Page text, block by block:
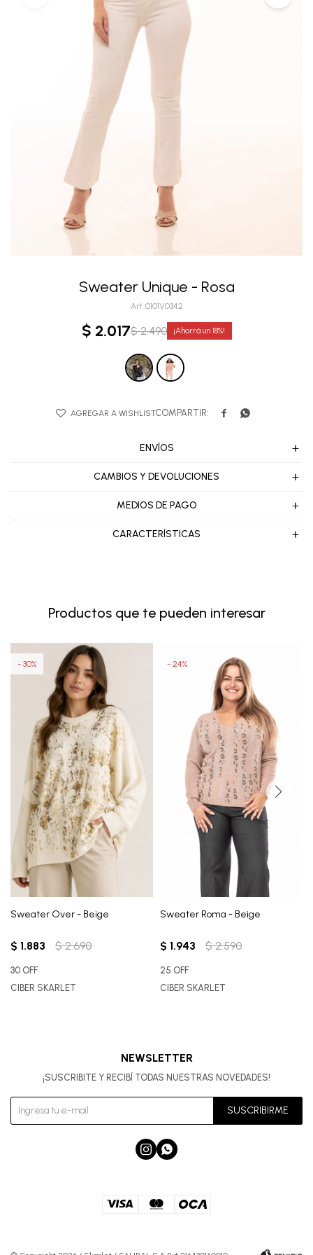
Sweater Unique - Rosa
0101V0342
$ 2.017$ 2.490 18
 
ENVÍOS
CAMBIOS Y DEVOLUCIONES
MEDIOS DE PAGO
CARACTERÍSTICAS
Productos que te pueden interesar
Sweater Over - Beige
$ 1.883 $ 2.690
30
30 OFF
CIBER SKARLET
Sweater Roma - Beige
$ 1.943 $ 2.590
24
25 OFF
CIBER SKARLET
NEWSLETTER
¡SUSCRIBITE Y RECIBÍ TODAS NUESTRAS NOVEDADES!
SUSCRIBIRME
 